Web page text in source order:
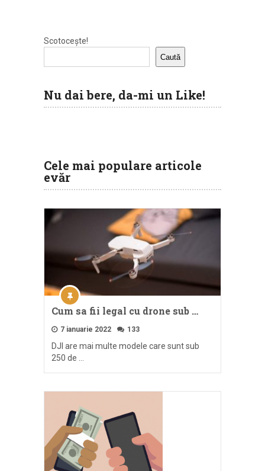
Scotocește!
Caută
Nu dai bere, da-mi un Like!
Cele mai populare articole
evăr
Cum sa fii legal cu drone sub …
7 ianuarie 2022 133
DJI are mai multe modele care sunt sub
250 de …